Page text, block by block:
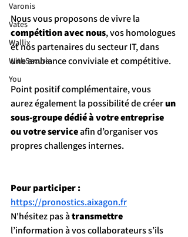
Varonis
Vates
Wallix
WithSecure
You
Nous vous proposons de vivre la
compétition avec nous, vos homologues
et nos partenaires du secteur IT, dans
une ambiance conviviale et compétitive.
Point positif complémentaire, vous
aurez également la possibilité de créer un
sous-groupe dédié à votre entreprise
ou votre service afin d’organiser vos
propres challenges internes.
Pour participer :
https://pronostics.aixagon.fr
N'hésitez pas à transmettre
l’information à vos collaborateurs s’ils